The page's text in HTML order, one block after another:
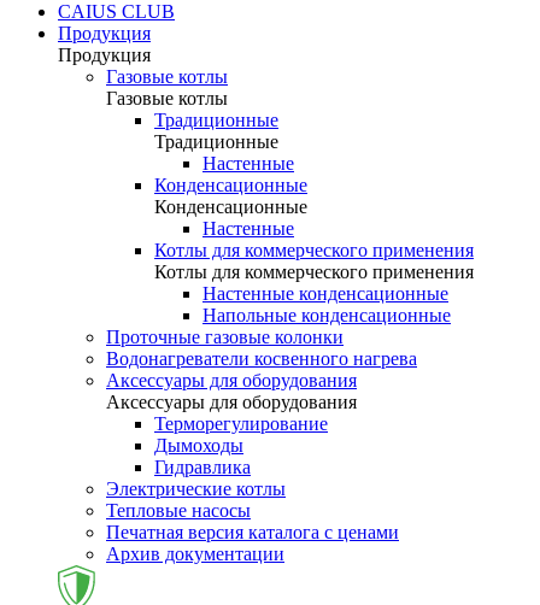
CAIUS CLUB
Продукция
Продукция
Газовые котлы
Газовые котлы
Традиционные
Традиционные
Настенные
Конденсационные
Конденсационные
Настенные
Котлы для коммерческого применения
Котлы для коммерческого применения
Настенные конденсационные
Напольные конденсационные
Проточные газовые колонки
Водонагреватели косвенного нагрева
Аксессуары для оборудования
Аксессуары для оборудования
Терморегулирование
Дымоходы
Гидравлика
Электрические котлы
Тепловые насосы
Печатная версия каталога с ценами
Архив документации